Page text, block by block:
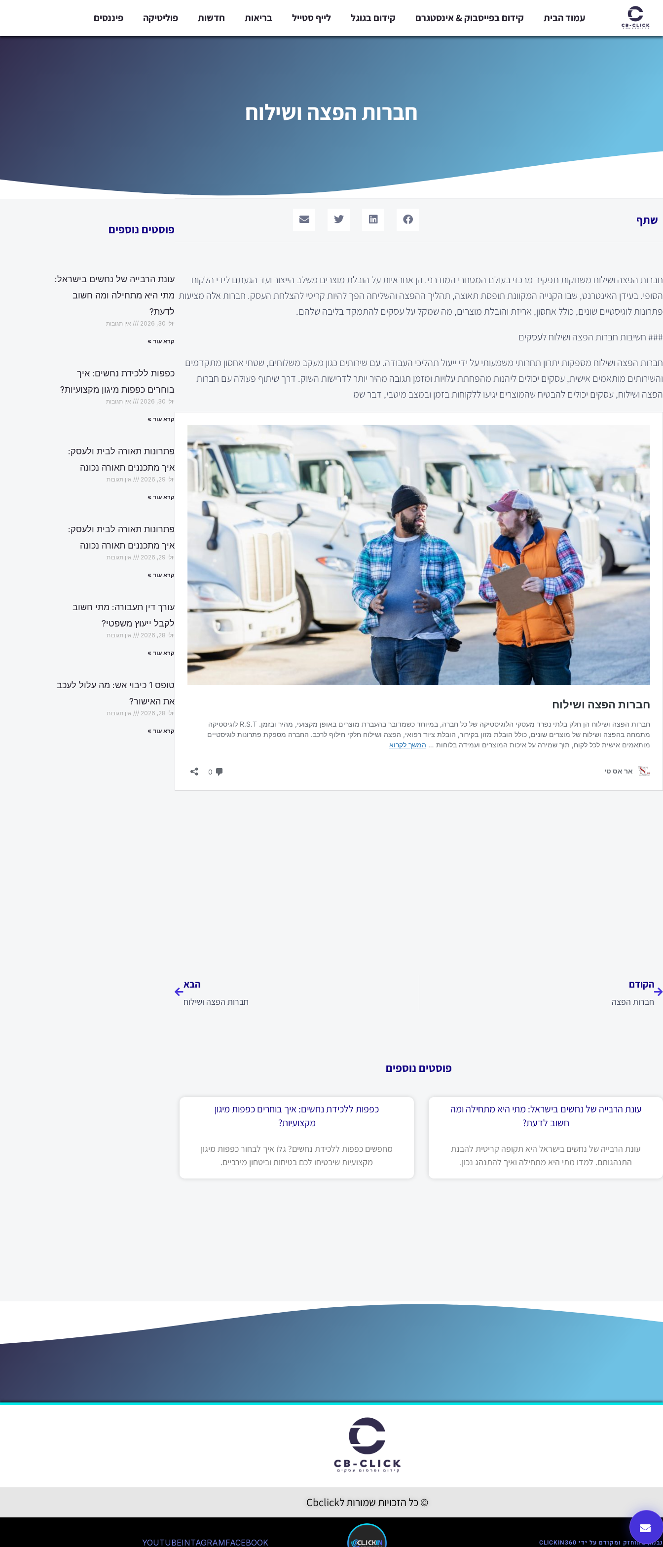
לתוכן
עמוד הבית קידום בפייסבוק & אינסטגרם קידום בגוגל לייף סטייל בריאות חדשות פוליטיקה פיננסים
חברות הפצה ושילוח
שתף
חברות הפצה ושילוח משחקות תפקיד מרכזי בעולם המסחרי המודרני. הן אחראיות על הובלת מוצרים משלב הייצור ועד הגעתם לידי הלקוח
הסופי. בעידן האינטרנט, שבו הקנייה המקוונת תופסת תאוצה, תהליך ההפצה והשליחה הפך להיות קריטי להצלחת העסק. חברות אלה מציעות
פתרונות לוגיסטיים שונים, כולל אחסון, אריזת והובלת מוצרים, מה שמקל על עסקים להתמקד בליבה שלהם.
### חשיבות חברות הפצה ושילוח לעסקים
חברות הפצה ושילוח מספקות יתרון תחרותי משמעותי על ידי ייעול תהליכי העבודה. עם שירותים כגון מעקב משלוחים, שטחי אחסון מתקדמים
והשירותים מותאמים אישית, עסקים יכולים ליהנות מהפחתת עלויות ומזמן תגובה מהיר יותר לדרישות השוק. דרך שיתוף פעולה עם חברות
הפצה ושילוח, עסקים יכולים להבטיח שהמוצרים יגיעו ללקוחות בזמן ובמצב מיטבי, דבר שמ
הקודם
חברות הפצה
הבא
חברות הפצה ושילוח
פוסטים נוספים
עונת הרבייה של נחשים בישראל: מתי היא מתחילה ומה
חשוב לדעת?
עונת הרבייה של נחשים בישראל היא תקופה קריטית להבנת
התנהגותם. למדו מתי היא מתחילה ואיך להתנהג נכון.
כפפות ללכידת נחשים: איך בוחרים כפפות מיגון
מקצועיות?
מחפשים כפפות ללכידת נחשים? גלו איך לבחור כפפות מיגון
מקצועיות שיבטיחו לכם בטיחות וביטחון מירביים.
פוסטים נוספים
עונת הרבייה של נחשים בישראל:
מתי היא מתחילה ומה חשוב
לדעת?
יולי 30, 2026 אין תגובות
קרא עוד »
כפפות ללכידת נחשים: איך
בוחרים כפפות מיגון מקצועיות?
יולי 30, 2026 אין תגובות
קרא עוד »
פתרונות תאורה לבית ולעסק:
איך מתכננים תאורה נכונה
יולי 29, 2026 אין תגובות
קרא עוד »
פתרונות תאורה לבית ולעסק:
איך מתכננים תאורה נכונה
יולי 29, 2026 אין תגובות
קרא עוד »
עורך דין תעבורה: מתי חשוב
לקבל ייעוץ משפטי?
יולי 28, 2026 אין תגובות
קרא עוד »
טופס 1 כיבוי אש: מה עלול לעכב
את האישור?
יולי 28, 2026 אין תגובות
קרא עוד »
© כל הזכויות שמורות לCbclick
נבנה, מתוחזק ומקודם על ידי CLICKIN360 FACEBOOK
INTAGRAM
YOUTUBE